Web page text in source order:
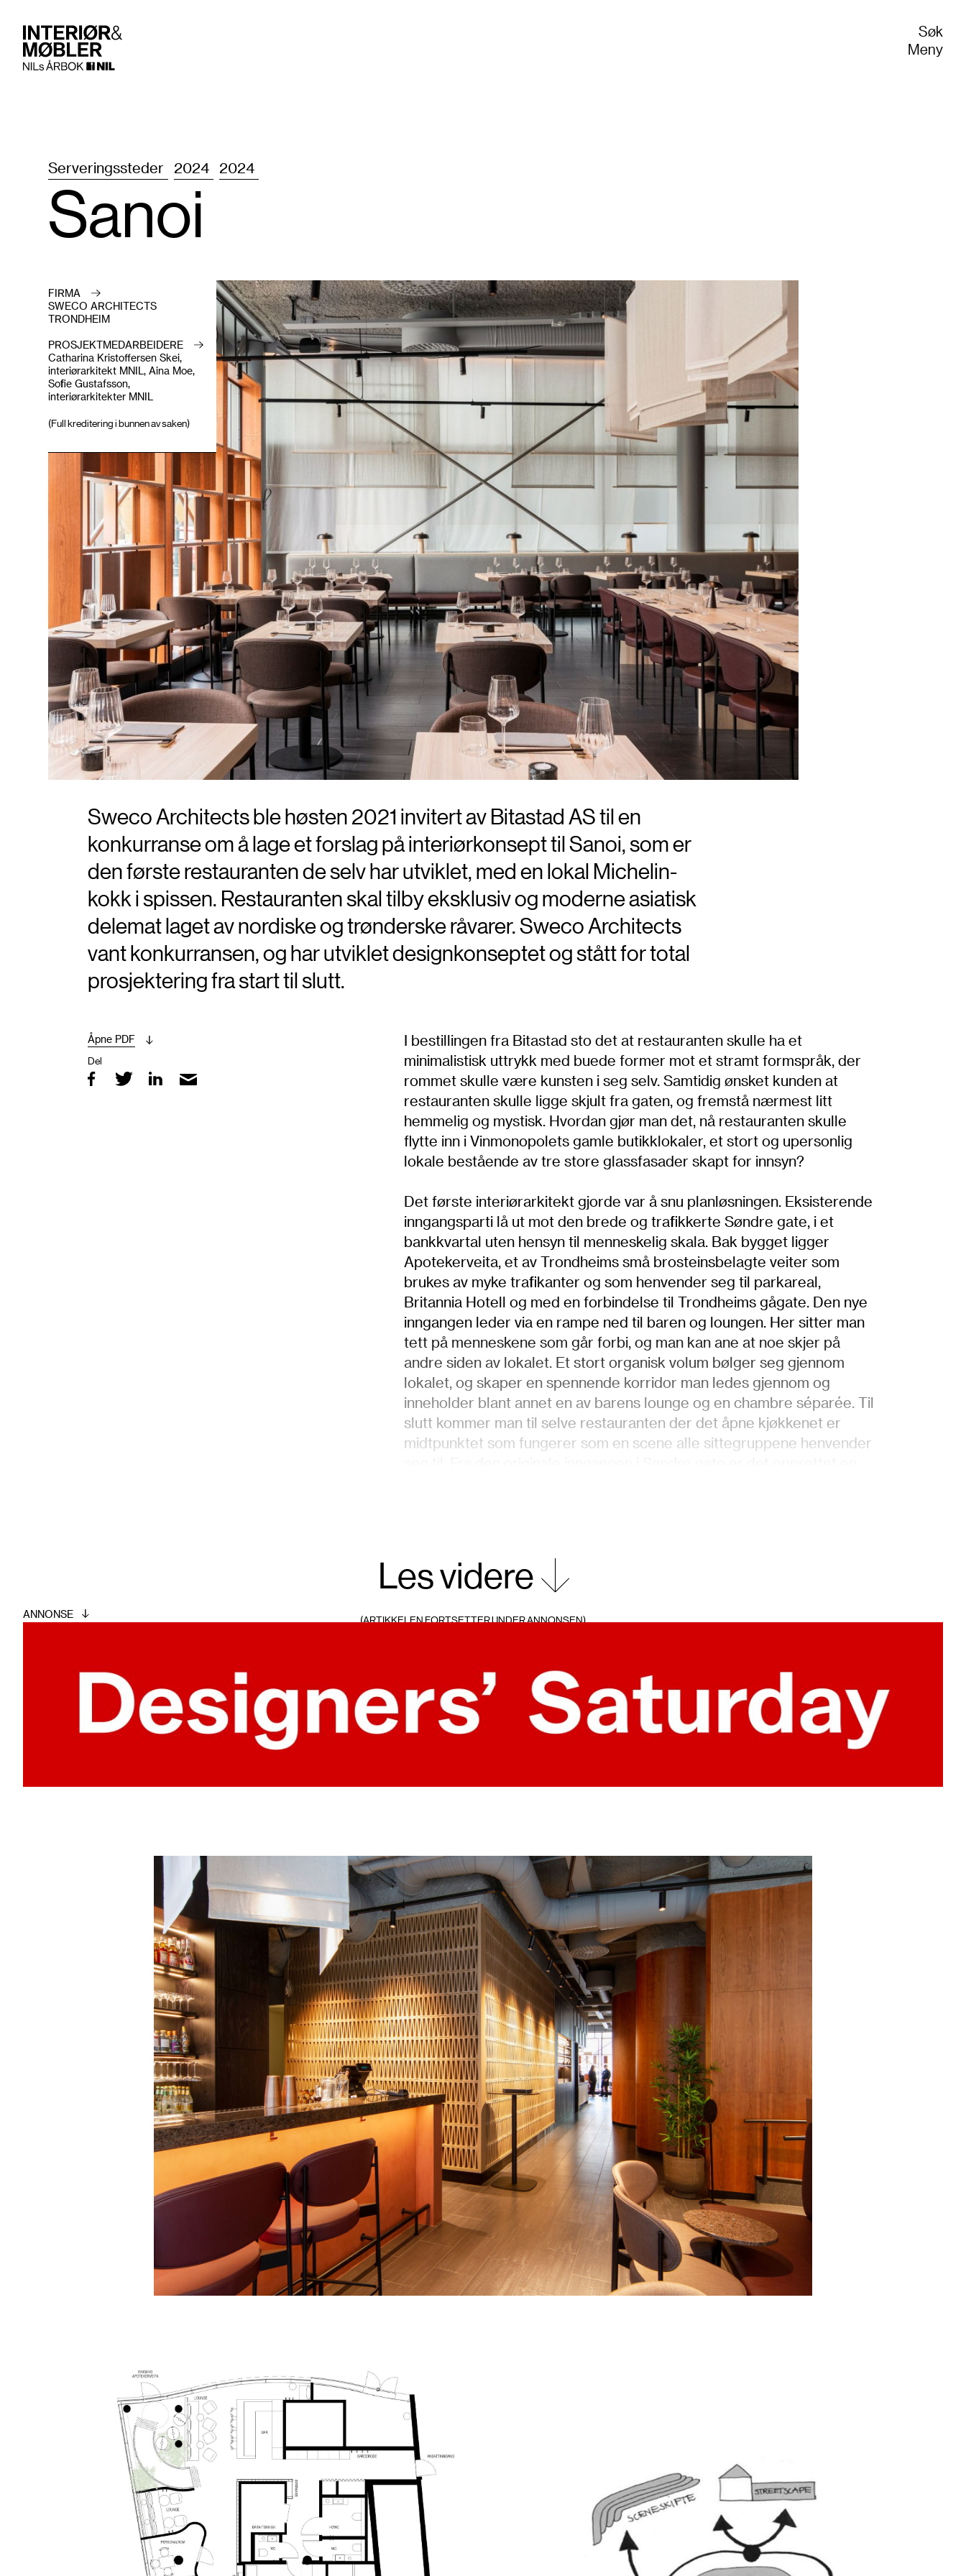
Søk
Meny
Serveringssteder 2024 2024
Sanoi
FIRMA
SWECO ARCHITECTS
TRONDHEIM
PROSJEKTMEDARBEIDERE
Catharina Kristoffersen Skei,
interiørarkitekt MNIL, Aina Moe,
Sofie Gustafsson,
interiørarkitekter MNIL
(Full kreditering i bunnen av saken)
Sweco Architects ble høsten 2021 invitert av Bitastad AS til en
konkurranse om å lage et forslag på interiørkonsept til Sanoi, som er
den første restauranten de selv har utviklet, med en lokal Michelin-
kokk i spissen. Restauranten skal tilby eksklusiv og moderne asiatisk
delemat laget av nordiske og trønderske råvarer. Sweco Architects
vant konkurransen, og har utviklet designkonseptet og stått for total
prosjektering fra start til slutt.
Åpne PDF
Del
I bestillingen fra Bitastad sto det at restauranten skulle ha et
minimalistisk uttrykk med buede former mot et stramt formspråk, der
rommet skulle være kunsten i seg selv. Samtidig ønsket kunden at
restauranten skulle ligge skjult fra gaten, og fremstå nærmest litt
hemmelig og mystisk. Hvordan gjør man det, nå restauranten skulle
flytte inn i Vinmonopolets gamle butikklokaler, et stort og upersonlig
lokale bestående av tre store glassfasader skapt for innsyn?
Det første interiørarkitekt gjorde var å snu planløsningen. Eksisterende
inngangsparti lå ut mot den brede og trafikkerte Søndre gate, i et
bankkvartal uten hensyn til menneskelig skala. Bak bygget ligger
Apotekerveita, et av Trondheims små brosteinsbelagte veiter som
brukes av myke trafikanter og som henvender seg til parkareal,
Britannia Hotell og med en forbindelse til Trondheims gågate. Den nye
inngangen leder via en rampe ned til baren og loungen. Her sitter man
tett på menneskene som går forbi, og man kan ane at noe skjer på
andre siden av lokalet. Et stort organisk volum bølger seg gjennom
lokalet, og skaper en spennende korridor man ledes gjennom og
inneholder blant annet en av barens lounge og en chambre séparée. Til
slutt kommer man til selve restauranten der det åpne kjøkkenet er
midtpunktet som fungerer som en scene alle sittegruppene henvender
design, full av kontraster, men minimalistisk utført da det er maten som
skal skinne. Sanoi skal vekke nysgjerrighet, og i arbeidet med
formet rundt: «Lysstråle», «Den myke linje», og «Scenografi».
å skape skyggespill i rommet – en effekt brukt i asiatisk arkitektur. Mot
den store glassfasaden mot Søndre gate er det bygget skjermvegger i
kirsebærfiner, med justerbare lameller som gir forbigående små
innblikk inn, mens gjestene er delvis skjult. Lamellene kan vris, slik at
slik at de kan flyttes etter hvor åpent eller lukket man ønsker fasaden.
materialvalg og overganger. Dette tilfører magi og mystikk og er gjort
ved å bevisst skjule deler av lokalet og skape ulike førløp og
stemninger når man beveger seg gjennom restauranten.
En grov og rå celluloseoverflate i himling og øvre del av vegger gir ikke
bare et godt og dempet lydbilde, men et rått og iøynefallende uttrykk
som kontrast mot det forfinede. Grove teglfliser ved baren og
korridoren tar med seg materialiteten fra fasadene i Apotekerveita.
Sortbeiset furufiner rammer inn kjøkkenet, baren og alle
servicefunksjoner og gir uttrykksmessig et nikk til Shou Shugi Ban. Det
er mye tekstil i lokalet i form av draperingen mot lysgård, samt at det er
laget gardinlamper. Disse skjuler belysningen som ligger mellom dem,
og de er tegnet slik at det ikke skulle være noe restmateriale av dem
etter produksjon.
Designet har krevd godt samarbeid mellom interiørarkitekter,
møbelsnekker, leverandører, kunden selv og ikke minst håndverkerne.
Bølgevolumene er modulbaserte, slik at de ikke er stedlig låst.
Teglflisene kan flyttes, og det samme kan alle spesialmøbler. Sett bort
fra kirsebærtreet, har det vært fokus på å velge nordiske tekstiler og
materialer som ask, larvikitt og furu. Det ble valgt å bevare det
eksisterende flisgulvet, og heller reparere og bytte ut ødelagte fuger
slik at de er gjenkjennelige, men gir rom for variasjon og uttrykk.
Restauranten sto ferdig i april 2023, og har blitt et populært tilskudd av
restauranter i Trondheim.
Les videre